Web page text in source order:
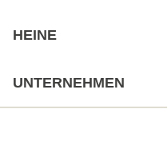
HEINE
UNTERNEHMEN